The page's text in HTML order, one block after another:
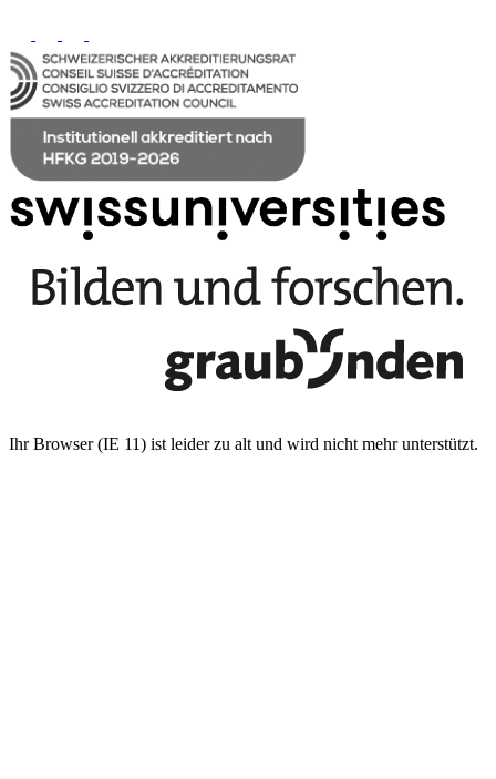
Ihr Browser (IE 11) ist leider zu alt und wird nicht mehr unterstützt.